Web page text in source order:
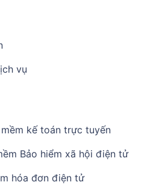
vụ
kế toán trực tuyến
Bảo hiểm xã hội điện tử
hóa đơn điện tử